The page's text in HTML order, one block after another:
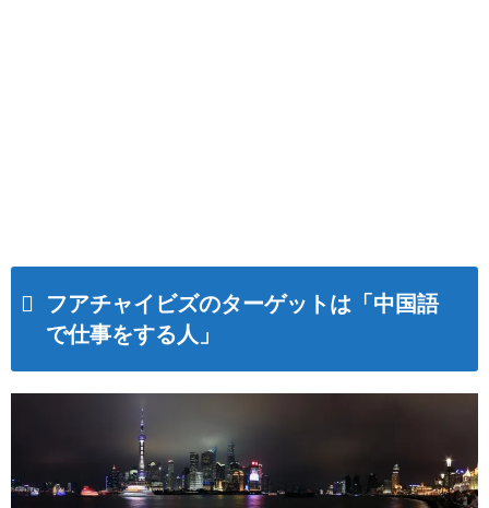
フアチャイビズのターゲットは「中国語
で仕事をする人」